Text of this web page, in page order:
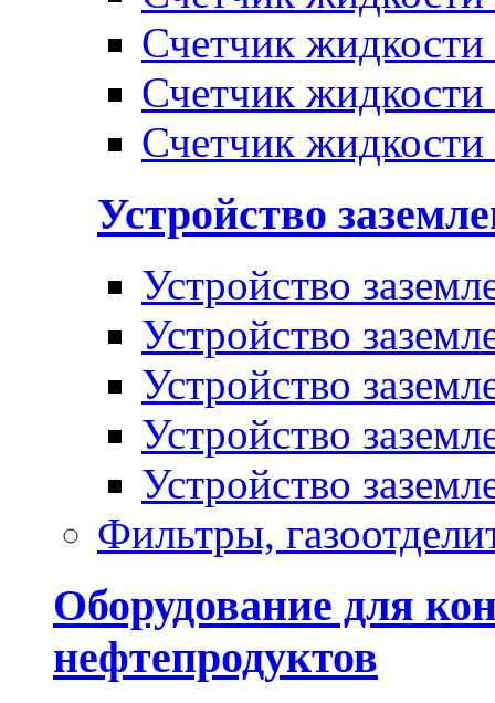
Счетчик
Счетчик
Счетчик
Устройство
Устройство
Устройство
Устройство
Устройство
Устройство
Фильтры,
Оборудование для
нефтепродуктов